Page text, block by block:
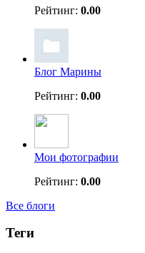
Рейтинг: 0.00
Блог Марины
Рейтинг: 0.00
Мои фотографии
Рейтинг: 0.00
Все блоги
Теги